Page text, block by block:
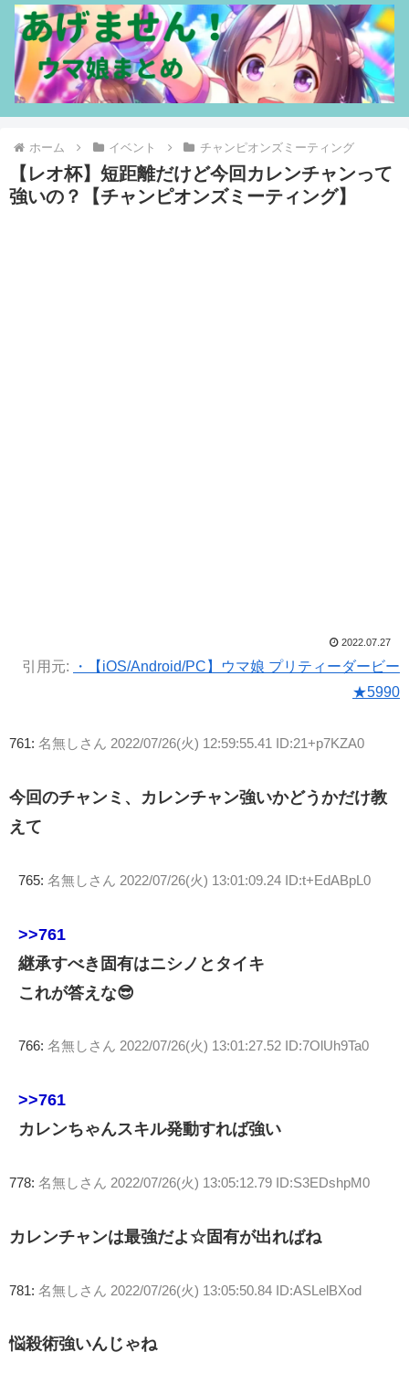
ホーム イベント チャンピオンズミーティング
【レオ杯】短距離だけど今回カレンチャンって
強いの？【チャンピオンズミーティング】
2022.07.27
引用元:
・【iOS/Android/PC】ウマ娘 プリティーダービー
★5990
761: 名無しさん 2022/07/26(火) 12:59:55.41 ID:21+p7KZA0
今回のチャンミ、カレンチャン強いかどうかだけ教
えて
765: 名無しさん 2022/07/26(火) 13:01:09.24 ID:t+EdABpL0
>>761
継承すべき固有はニシノとタイキ
これが答えな😎
766: 名無しさん 2022/07/26(火) 13:01:27.52 ID:7OlUh9Ta0
>>761
カレンちゃんスキル発動すれば強い
778: 名無しさん 2022/07/26(火) 13:05:12.79 ID:S3EDshpM0
カレンチャンは最強だよ☆固有が出ればね
781: 名無しさん 2022/07/26(火) 13:05:50.84 ID:ASLelBXod
悩殺術強いんじゃね